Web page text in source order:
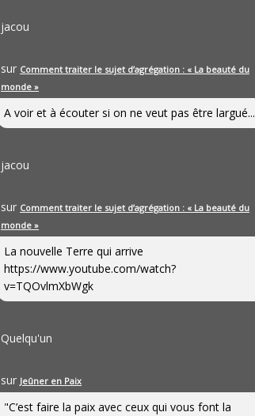
jacou
sur Comment traiter le sujet d’agrégation : « La beauté du
monde »
A voir et à écouter si on ne veut pas être largué...
jacou
sur Comment traiter le sujet d’agrégation : « La beauté du
monde »
La nouvelle Terre qui arrive
https://www.youtube.com/watch?
v=TQOvlmXbWgk
Quelqu'un
sur Jeûner en Paix
"C’est faire la paix avec ceux qui vous font la